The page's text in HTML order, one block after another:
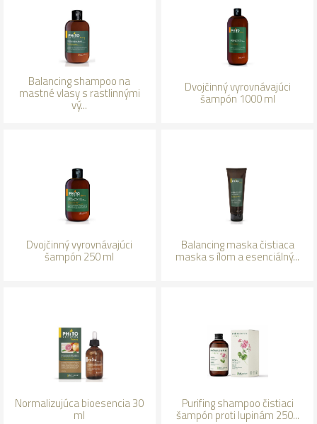
Balancing shampoo na
mastné vlasy s rastlinnými
vý...
Dvojčinný vyrovnávajúci
šampón 1000 ml
Dvojčinný vyrovnávajúci
šampón 250 ml
Balancing maska čistiaca
maska s ílom a esenciálný...
Normalizujúca bioesencia 30
ml
Purifing shampoo čistiaci
šampón proti lupinám 250...